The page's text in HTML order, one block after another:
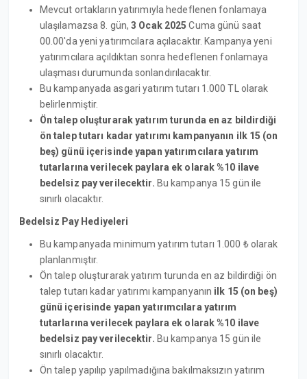
Mevcut ortakların yatırımıyla hedeflenen fonlamaya
ulaşılamazsa 8. gün,3 Ocak 2025Cuma günü saat
00.00'da yeni yatırımcılara açılacaktır. Kampanya yeni
yatırımcılara açıldıktan sonra hedeflenen fonlamaya
ulaşması durumunda sonlandırılacaktır.
Bu kampanyada asgari yatırım tutarı 1.000 TL olarak
belirlenmiştir.
Ön talep oluşturarak yatırım turunda en az bildirdiği
ön talep tutarı kadar yatırımı kampanyanın ilk 15 (on
beş) günü içerisinde yapan yatırımcılara yatırım
tutarlarına verilecek paylara ek olarak %10 ilave
bedelsiz pay verilecektir. Bu kampanya 15 gün ile
sınırlı olacaktır.
Bedelsiz Pay Hediyeleri
Bu kampanyada minimum yatırım tutarı 1.000 ₺ olarak
planlanmıştır.
Ön talep oluşturarak yatırım turunda en az bildirdiği ön
talep tutarı kadar yatırımı kampanyanın ilk 15 (on beş)
günü içerisinde yapan yatırımcılara yatırım
tutarlarına verilecek paylara ek olarak %10 ilave
bedelsiz pay verilecektir. Bu kampanya 15 gün ile
sınırlı olacaktır.
Ön talep yapılıp yapılmadığına bakılmaksızın yatırım